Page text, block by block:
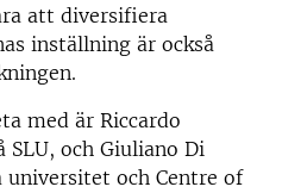
att diversifiera
inställning är också
med är Riccardo
SLU, och Giuliano Di
universitet och Centre of